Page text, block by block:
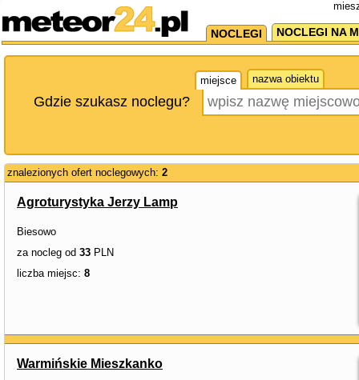
NOCLEGI NOCLEGI NA
miejsce nazwa obiektu
Gdzie szukasz noclegu?
znalezionych ofert noclegowych: 2
Agroturystyka Jerzy Lamp
Biesowo
za nocleg od 33 PLN
liczba miejsc: 8
Warmińskie Mieszkanko